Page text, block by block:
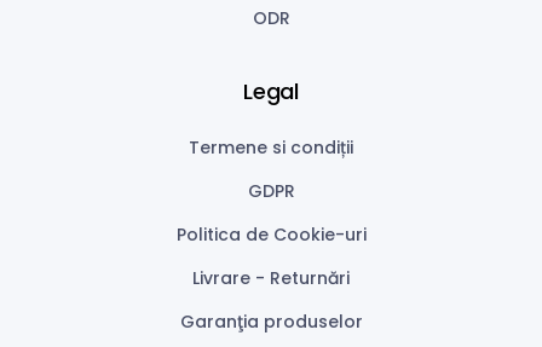
ODR
Legal
Termene si condiții
GDPR
Politica de Cookie-uri
Livrare - Returnări
Garanţia produselor